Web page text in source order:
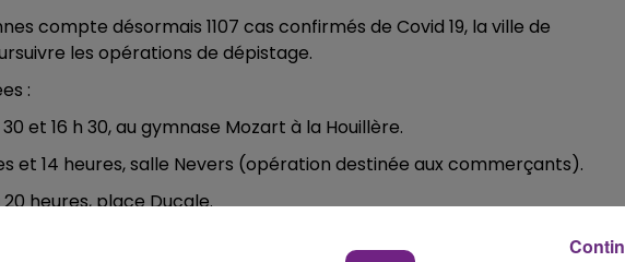
11h00 - 16h00
compte désormais 1107 cas confirmés de Covid 19, la ville de
les opérations de dépistage.
:
et 16 h 30, au gymnase Mozart à la Houillère.
et 14 heures, salle Nevers (opération destinée aux commerçants).
heures, place Ducale.
les 24 heures.